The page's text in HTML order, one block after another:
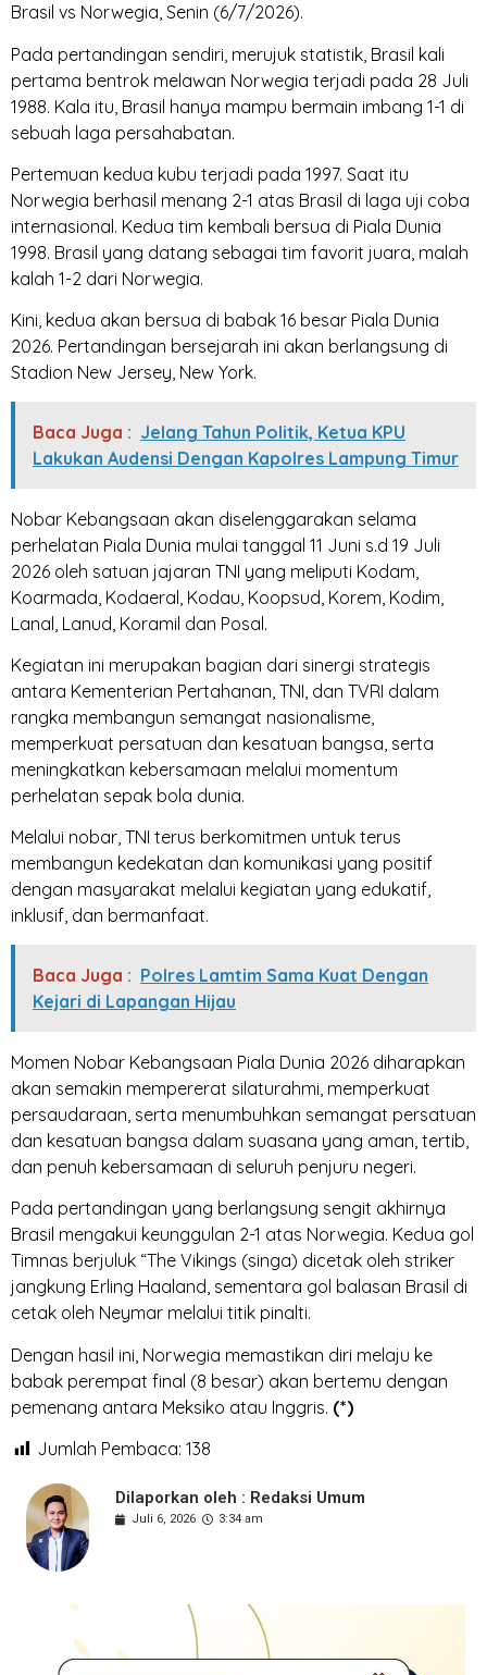
Brasil vs Norwegia, Senin (6/7/2026).
Pada pertandingan sendiri, merujuk statistik, Brasil kali
pertama bentrok melawan Norwegia terjadi pada 28 Juli
1988. Kala itu, Brasil hanya mampu bermain imbang 1-1 di
sebuah laga persahabatan.
Pertemuan kedua kubu terjadi pada 1997. Saat itu
Norwegia berhasil menang 2-1 atas Brasil di laga uji coba
internasional. Kedua tim kembali bersua di Piala Dunia
1998. Brasil yang datang sebagai tim favorit juara, malah
kalah 1-2 dari Norwegia.
Kini, kedua akan bersua di babak 16 besar Piala Dunia
2026. Pertandingan bersejarah ini akan berlangsung di
Stadion New Jersey, New York.
Baca Juga : Jelang Tahun Politik, Ketua KPU
Lakukan Audensi Dengan Kapolres Lampung Timur
Nobar Kebangsaan akan diselenggarakan selama
perhelatan Piala Dunia mulai tanggal 11 Juni s.d 19 Juli
2026 oleh satuan jajaran TNI yang meliputi Kodam,
Koarmada, Kodaeral, Kodau, Koopsud, Korem, Kodim,
Lanal, Lanud, Koramil dan Posal.
Kegiatan ini merupakan bagian dari sinergi strategis
antara Kementerian Pertahanan, TNI, dan TVRI dalam
rangka membangun semangat nasionalisme,
memperkuat persatuan dan kesatuan bangsa, serta
meningkatkan kebersamaan melalui momentum
perhelatan sepak bola dunia.
Melalui nobar, TNI terus berkomitmen untuk terus
membangun kedekatan dan komunikasi yang positif
dengan masyarakat melalui kegiatan yang edukatif,
inklusif, dan bermanfaat.
Baca Juga : Polres Lamtim Sama Kuat Dengan
Kejari di Lapangan Hijau
Momen Nobar Kebangsaan Piala Dunia 2026 diharapkan
akan semakin mempererat silaturahmi, memperkuat
persaudaraan, serta menumbuhkan semangat persatuan
dan kesatuan bangsa dalam suasana yang aman, tertib,
dan penuh kebersamaan di seluruh penjuru negeri.
Pada pertandingan yang berlangsung sengit akhirnya
Brasil mengakui keunggulan 2-1 atas Norwegia. Kedua gol
Timnas berjuluk “The Vikings (singa) dicetak oleh striker
jangkung Erling Haaland, sementara gol balasan Brasil di
cetak oleh Neymar melalui titik pinalti.
Dengan hasil ini, Norwegia memastikan diri melaju ke
babak perempat final (8 besar) akan bertemu dengan
pemenang antara Meksiko atau Inggris. (*)
Jumlah Pembaca: 138
Dilaporkan oleh : Redaksi Umum
Juli 6, 2026 3:34 am